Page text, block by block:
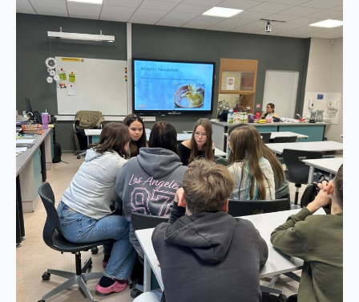
Jūs varat augšupielādēt līdz 2 failiem.
Nosūtīt pieteikumu
Piezīmes
Pieteikties